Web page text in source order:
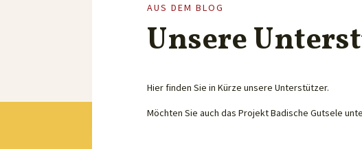
AUS DEM BLOG
Unsere
Hier finden Sie in Kürze unsere Unterstützer.
Möchten Sie auch das Projekt Badische Gutsele